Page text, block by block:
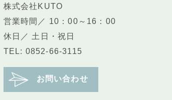
株式会社KUTO
営業時間／ 10：00～16：00
休日／ 土日・祝日
TEL: 0852-66-3115
お問い合わせ